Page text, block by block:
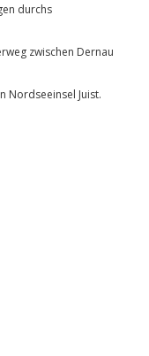
durchs
zwischen Dernau
Nordseeinsel Juist.